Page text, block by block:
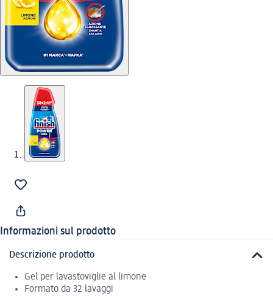
Informazioni sul prodotto
Descrizione prodotto
Gel per lavastoviglie al limone
Formato da 32 lavaggi